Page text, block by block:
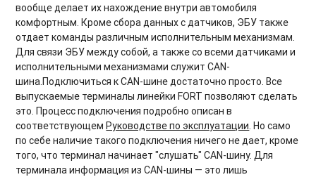
вообще делает их нахождение внутри автомобиля
комфортным. Кроме сбора данных с датчиков, ЭБУ также
отдает команды различным исполнительным механизмам.
Для связи ЭБУ между собой, а также со всеми датчиками и
исполнительными механизмами служит CAN-
шина.Подключиться к CAN-шине достаточно просто. Все
выпускаемые терминалы линейки FORT позволяют сделать
это. Процесс подключения подробно описан в
соответствующемРуководстве по эксплуатации. Но само
по себе наличие такого подключения ничего не дает, кроме
того, что терминал начинает "слушать" CAN-шину. Для
терминала информация из CAN-шины — это лишь